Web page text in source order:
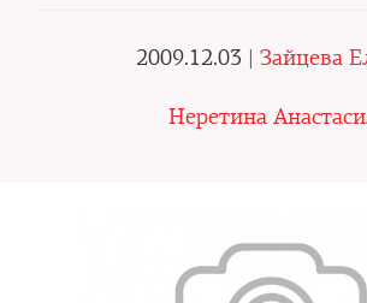
2009.12.03 | Зайцева
Неретина